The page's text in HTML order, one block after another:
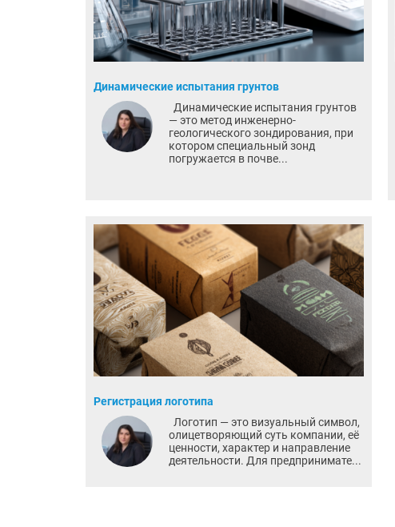
Динамические испытания грунтов
Динамические испытания грунтов
— это метод инженерно-
геологического зондирования, при
котором специальный зонд
погружается в почве...
Регистрация логотипа
Логотип — это визуальный символ,
олицетворяющий суть компании, её
ценности, характер и направление
деятельности. Для предпринимате...